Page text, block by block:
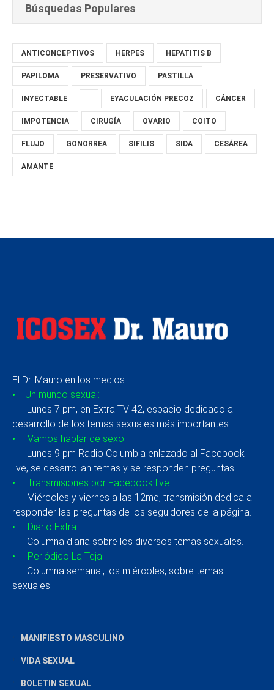
Búsquedas Populares
ANTICONCEPTIVOS HERPES HEPATITIS B
PAPILOMA PRESERVATIVO PASTILLA
INYECTABLE EYACULACIÓN PRECOZ CÁNCER
IMPOTENCIA CIRUGÍA OVARIO COITO
FLUJO GONORREA SIFILIS SIDA CESÁREA
AMANTE
El Dr. Mauro en los medios.
• Un mundo sexual:
Lunes 7 pm, en Extra TV 42, espacio dedicado al
desarrollo de los temas sexuales más importantes.
• Vamos hablar de sexo:
Lunes 9 pm Radio Columbia enlazado al Facebook
live, se desarrollan temas y se responden preguntas.
• Transmisiones por Facebook live:
Miércoles y viernes a las 12md, transmisión dedica a
responder las preguntas de los seguidores de la página.
• Diario Extra:
Columna diaria sobre los diversos temas sexuales.
• Periódico La Teja:
Columna semanal, los miércoles, sobre temas
sexuales.
MANIFIESTO MASCULINO
VIDA SEXUAL
BOLETIN SEXUAL